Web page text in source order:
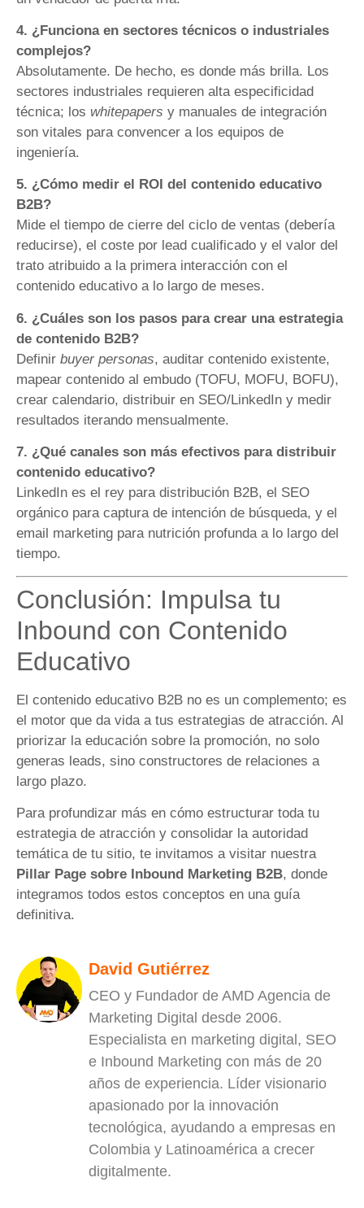
4. ¿Funciona en sectores técnicos o industriales
complejos?
Absolutamente. De hecho, es donde más brilla. Los
sectores industriales requieren alta especificidad
técnica; los whitepapers y manuales de integración
son vitales para convencer a los equipos de
ingeniería.
5. ¿Cómo medir el ROI del contenido educativo
B2B?
Mide el tiempo de cierre del ciclo de ventas (debería
reducirse), el coste por lead cualificado y el valor del
trato atribuido a la primera interacción con el
contenido educativo a lo largo de meses.
6. ¿Cuáles son los pasos para crear una estrategia
de contenido B2B?
Definir buyer personas, auditar contenido existente,
mapear contenido al embudo (TOFU, MOFU, BOFU),
crear calendario, distribuir en SEO/LinkedIn y medir
resultados iterando mensualmente.
7. ¿Qué canales son más efectivos para distribuir
contenido educativo?
LinkedIn es el rey para distribución B2B, el SEO
orgánico para captura de intención de búsqueda, y el
email marketing para nutrición profunda a lo largo del
tiempo.
Conclusión: Impulsa tu
Inbound con Contenido
Educativo
El contenido educativo B2B no es un complemento; es
el motor que da vida a tus estrategias de atracción. Al
priorizar la educación sobre la promoción, no solo
generas leads, sino constructores de relaciones a
largo plazo.
Para profundizar más en cómo estructurar toda tu
estrategia de atracción y consolidar la autoridad
temática de tu sitio, te invitamos a visitar nuestra
Pillar Page sobre Inbound Marketing B2B, donde
integramos todos estos conceptos en una guía
definitiva.
David Gutiérrez
CEO y Fundador de AMD Agencia de
Marketing Digital desde 2006.
Especialista en marketing digital, SEO
e Inbound Marketing con más de 20
años de experiencia. Líder visionario
apasionado por la innovación
tecnológica, ayudando a empresas en
Colombia y Latinoamérica a crecer
digitalmente.